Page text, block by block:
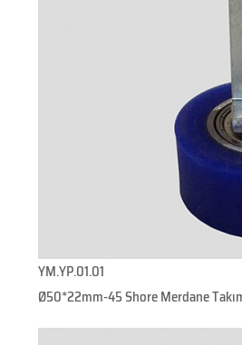
YM.YP.01.01
Ø50*22mm-45 Shore Merdane